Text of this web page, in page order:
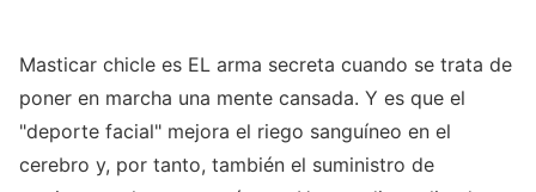
Masticar chicle es EL arma secreta cuando se trata de
poner en marcha una mente cansada. Y es que el
"deporte facial" mejora el riego sanguíneo en el
cerebro y, por tanto, también el suministro de